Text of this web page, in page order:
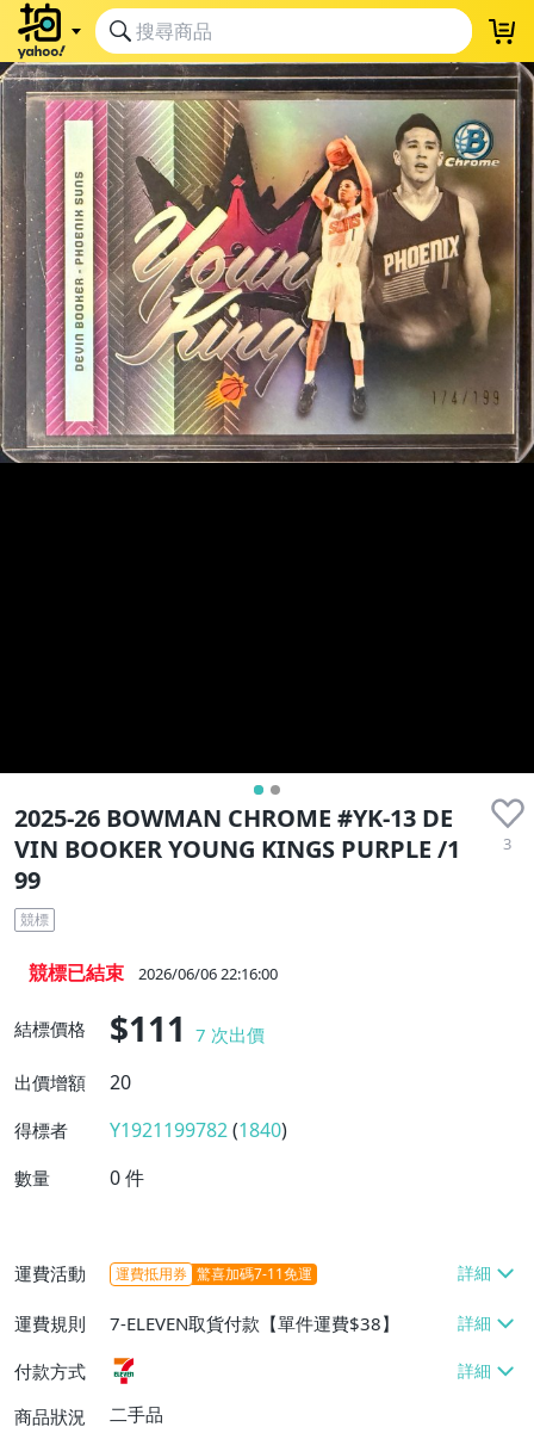
2025-26 BOWMAN CHROME #YK-13 DE
VIN BOOKER YOUNG KINGS PURPLE /1
99
3
競標
競標已結束 2026/06/06 22:16:00
結標價格 $111 7 次出價
出價增額
20
得標者 Y1921199782(1840)
數量 0件
運費活動 運費抵用券 驚喜加碼7-11免運
運費規則
7-ELEVEN取貨付款【單件運費$38】
付款方式
商品狀況
二手品